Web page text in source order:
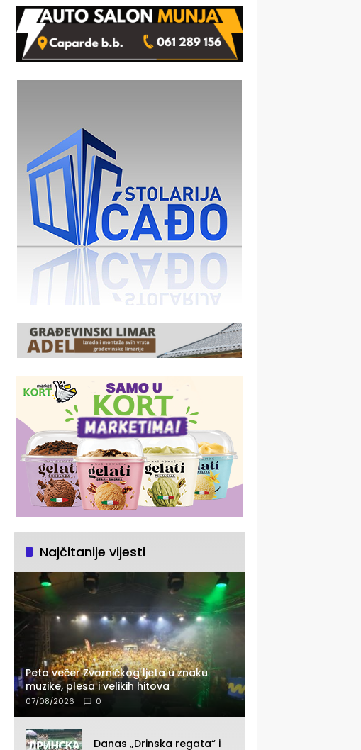
lakšim povredama
a Ivanka Lazić,
rodom iz Kravice.
Najčitanije vijesti
Peto večer Zvorničkog ljeta u znaku
muzike, plesa i velikih hitova
07/08/2026 0
Danas „Drinska regata“ i